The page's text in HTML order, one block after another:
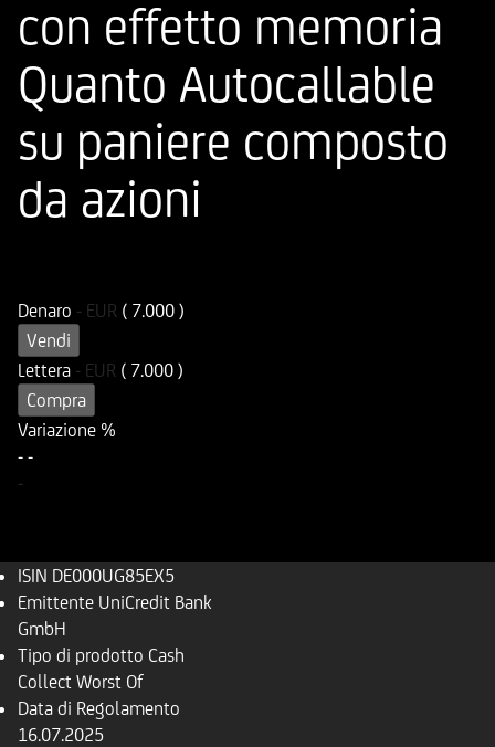
con effetto memoria
Quanto Autocallable
su paniere composto
da azioni
Denaro - EUR ( 7.000 )
Vendi
Lettera - EUR ( 7.000 )
Compra
Variazione %
- -
-
ISIN DE000UG85EX5
Emittente UniCredit Bank
GmbH
Tipo di prodotto Cash
Collect Worst Of
Data di Regolamento
16.07.2025